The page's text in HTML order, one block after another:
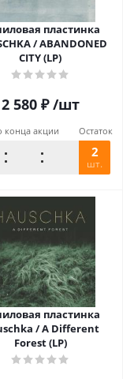
пластинка
/ ABANDONED
CITY (LP)
2 580₽ /шт
конца акции Остаток
2
шт.
пластинка
/ A Different
Forest (LP)